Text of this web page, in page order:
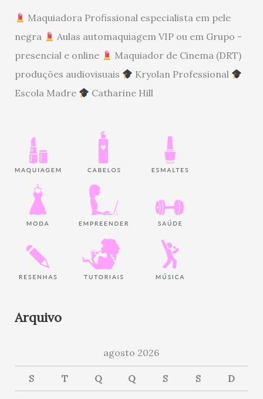
Maquiadora Profissional especialista em pele
negra
Aulas automaquiagem VIP ou em Grupo -
presencial e online
Maquiador de Cinema (DRT)
produções audiovisuais
Kryolan Professional
Escola Madre
Catharine Hill
Arquivo
agosto 2026
S T Q Q S S D